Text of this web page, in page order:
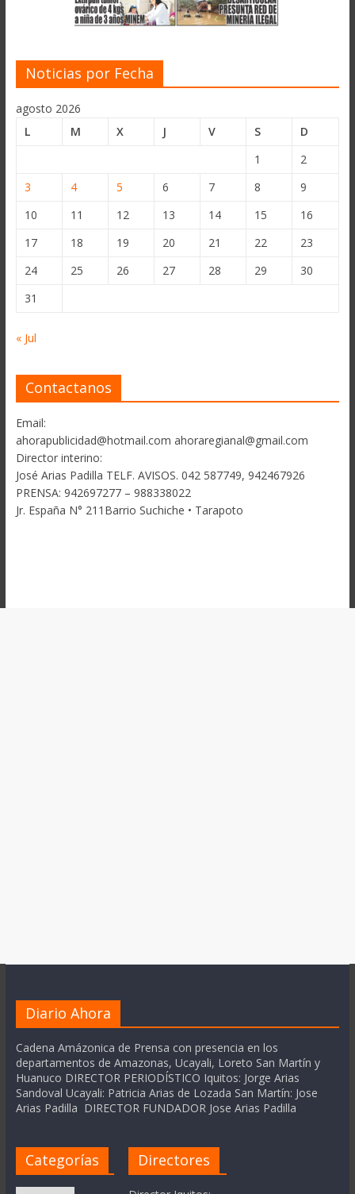
Noticias por Fecha
agosto 2026
L
M X J V S
D
1
2
3
4 5 6 7 8
9
10
11 12 13 14 15
16
17
18 19 20 21 22
23
24
25 26 27 28 29
30
31
« Jul
Contactanos
Email:
ahorapublicidad@hotmail.com ahoraregianal@gmail.com
Director interino:
José Arias Padilla TELF. AVISOS. 042 587749, 942467926
PRENSA: 942697277 – 988338022
Jr. España N° 211Barrio Suchiche • Tarapoto
Diario Ahora
Cadena Amázonica de Prensa con presencia en los
departamentos de Amazonas, Ucayali, Loreto San Martín y
Huanuco DIRECTOR PERIODÍSTICO Iquitos: Jorge Arias
Sandoval Ucayali: Patricia Arias de Lozada San Martín: Jose
Arias Padilla DIRECTOR FUNDADOR Jose Arias Padilla
Categorías Directores